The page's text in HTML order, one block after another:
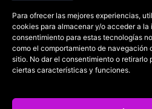
Para ofrecer las mejores experiencias,
cookies para almacenar y/o acceder a la
consentimiento para estas tecnologías
como el comportamiento de navegación
sitio. No dar el consentimiento o retirarlo
ciertas características y funciones.
SOPORTE 24H
SIEMPRE DISPONIBLE
€
PRECIO